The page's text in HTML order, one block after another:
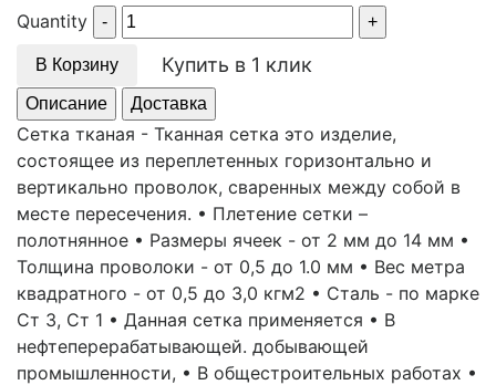
Quantity
В Корзину Купить в 1 клик
Описание Доставка
Сетка тканая - Тканная сетка это изделие,
состоящее из переплетенных горизонтально и
вертикально проволок, сваренных между собой в
месте пересечения. • Плетение сетки –
полотнянное • Размеры ячеек - от 2 мм до 14 мм •
Толщина проволоки - от 0,5 до 1.0 мм • Вес метра
квадратного - от 0,5 до 3,0 кгм2 • Сталь - по марке
Ст 3, Ст 1 • Данная сетка применяется • В
нефтеперерабатывающей. добывающей
промышленности, • В общестроительных работах •